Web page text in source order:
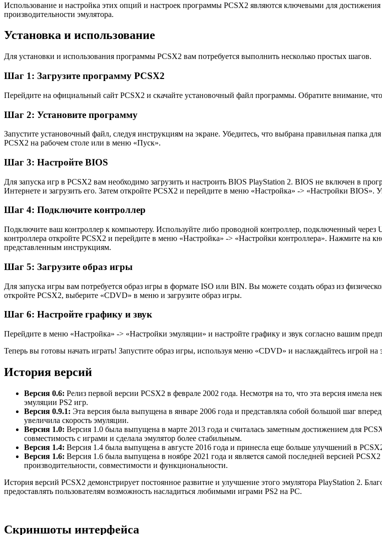
Использование и настройка этих опций и настроек программы PCSX2 являются ключевыми для
производительности эмулятора.
Установка и использование
Для установки и использования программы PCSX2 вам потребуется выполнить несколько простых шагов.
Шаг 1: Загрузите программу PCSX2
Перейдите на официальный сайт PCSX2 и скачайте установочный файл программы. Обратите внимание,
Шаг 2: Установите программу
Запустите установочный файл, следуя инструкциям на экране. Убедитесь, что выбрана правильная папка
PCSX2 на рабочем столе или в меню «Пуск».
Шаг 3: Настройте BIOS
Для запуска игр в PCSX2 вам необходимо загрузить и настроить BIOS PlayStation 2. BIOS не включен в
Интернете и загрузить его. Затем откройте PCSX2 и перейдите в меню «Настройка» -> «Настройки
Шаг 4: Подключите контроллер
Подключите ваш контроллер к компьютеру. Используйте либо проводной контроллер, подключенный
контроллера откройте PCSX2 и перейдите в меню «Настройка» -> «Настройки контроллера». Нажмите на
представленным инструкциям.
Шаг 5: Загрузите образ игры
Для запуска игры вам потребуется образ игры в формате ISO или BIN. Вы можете создать образ из
откройте PCSX2, выберите «CDVD» в меню и загрузите образ игры.
Шаг 6: Настройте графику и звук
Перейдите в меню «Настройка» -> «Настройки эмуляции» и настройте графику и звук согласно вашим
Теперь вы готовы начать играть! Запустите образ игры, используя меню «CDVD» и наслаждайтесь игрой на
История версий
Версия 0.6: Релиз первой версии PCSX2 в феврале 2002 года. Несмотря на то, что эта версия имела
эмуляции PS2 игр.
Версия 0.9.1: Эта версия была выпущена в январе 2006 года и представляла собой большой шаг
увеличила скорость эмуляции.
Версия 1.0: Версия 1.0 была выпущена в марте 2013 года и считалась заметным достижением для
совместимость с играми и сделала эмулятор более стабильным.
Версия 1.4: Версия 1.4 была выпущена в августе 2016 года и принесла еще больше улучшений в
Версия 1.6: Версия 1.6 была выпущена в ноябре 2021 года и является самой последней версией
производительности, совместимости и функциональности.
История версий PCSX2 демонстрирует постоянное развитие и улучшение этого эмулятора PlayStation 2.
предоставлять пользователям возможность насладиться любимыми играми PS2 на PC.
Скриншоты интерфейса